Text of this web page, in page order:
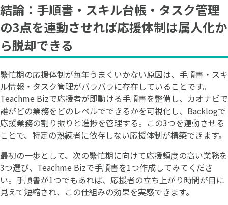
結論：手順書・スキル台帳・タスク管理
の3点を連動させれば応援体制は属人化か
ら脱却できる
繁忙期の応援体制が毎年うまくいかない原因は、手順書・スキ
ル情報・タスク管理がバラバラに存在していることです。
Teachme Bizで応援者が即動ける手順書を整備し、カオナビで
誰がどの業務をどのレベルでできるかを可視化し、Backlogで
応援業務の割り振りと進捗を管理する。この3つを連動させる
ことで、特定の熟練者に依存しない応援体制が構築できます。
最初の一歩として、次の繁忙期に向けて応援頻度の高い業務を
3つ選び、Teachme Bizで手順書を1つ作成してみてくださ
い。手順書が1つでもあれば、応援者の立ち上がり時間が目に
見えて短縮され、この仕組みの効果を実感できます。